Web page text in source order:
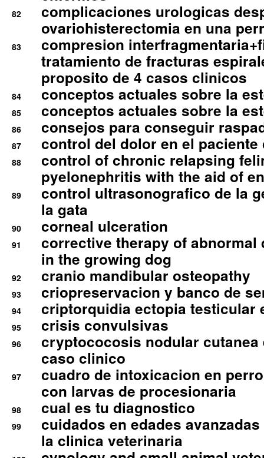
82
complicaciones urologicas
ovariohisterectomia en una
83
compresion
tratamiento de fracturas
proposito de 4 casos clinicos
84 conceptos actuales sobre la
85 conceptos actuales sobre la
86 consejos para conseguir
87 control del dolor en el
88
control of chronic relapsing
pyelonephritis with the aid of
89
control ultrasonografico de la
la gata
90 corneal ulceration
91
corrective therapy of abnormal
in the growing dog
92 cranio mandibular osteopathy
93 criopreservacion y banco de
94 criptorquidia ectopia testicular
95 crisis convulsivas
96
cryptococosis nodular cutanea
caso clinico
97
cuadro de intoxicacion en
con larvas de procesionaria
98 cual es tu diagnostico
99
cuidados en edades
la clinica veterinaria